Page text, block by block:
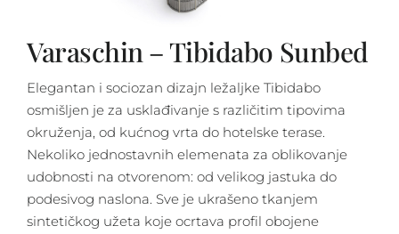
Varaschin – Tibidabo Sunbed
Elegantan i sociozan dizajn ležaljke Tibidabo
osmišljen je za usklađivanje s različitim tipovima
okruženja, od kućnog vrta do hotelske terase.
Nekoliko jednostavnih elemenata za oblikovanje
udobnosti na otvorenom: od velikog jastuka do
podesivog naslona. Sve je ukrašeno tkanjem
sintetičkog užeta koje ocrtava profil obojene